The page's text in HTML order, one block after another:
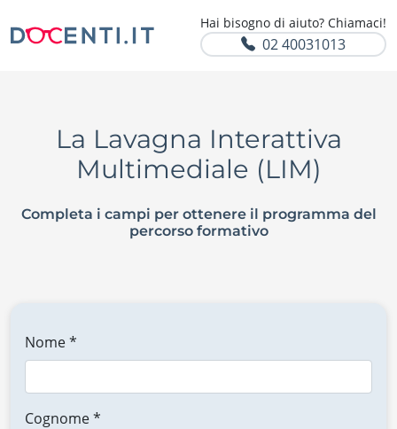
Hai bisogno di aiuto? Chiamaci!
02 40031013
La Lavagna Interattiva
Multimediale (LIM)
Completa i campi per ottenere il programma del
percorso formativo
Nome *
Cognome *